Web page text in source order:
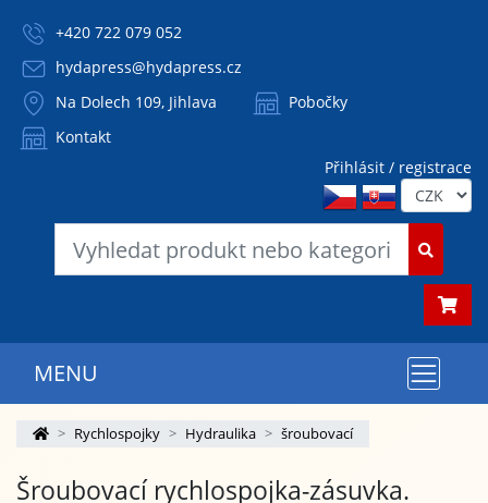
+420 722 079 052
hydapress@hydapress.cz
Na Dolech 109, Jihlava
Pobočky
Kontakt
Přihlásit / registrace
MENU
Rychlospojky Hydraulika šroubovací
Šroubovací rychlospojka-zásuvka.